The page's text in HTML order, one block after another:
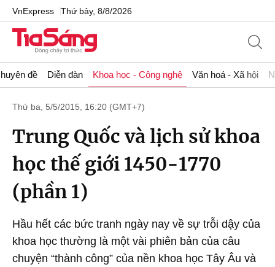
VnExpress Thứ bảy, 8/8/2026
đề Diễn đàn Khoa học - Công nghệ Văn hoá - Xã hội
Thứ ba, 5/5/2015, 16:20 (GMT+7)
Trung Quốc và lịch sử khoa
học thế giới 1450-1770
(phần 1)
Hầu hết các bức tranh ngày nay về sự trỗi dậy của
khoa học thường là một vài phiên bản của câu
chuyện “thành công” của nền khoa học Tây Âu và